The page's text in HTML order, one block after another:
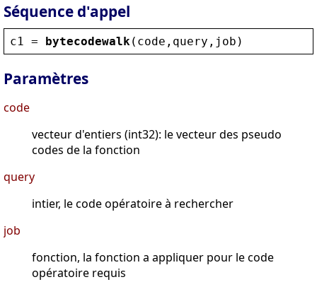
Séquence d'appel
c1 = bytecodewalk ( code , query , job )
Paramètres
code
vecteur d'entiers (int32): le vecteur des pseudo
codes de la fonction
query
intier, le code opératoire à rechercher
job
fonction, la fonction a appliquer pour le code
opératoire requis